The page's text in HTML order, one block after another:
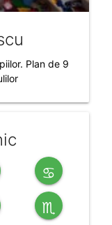
Plan de 9
♋
♏